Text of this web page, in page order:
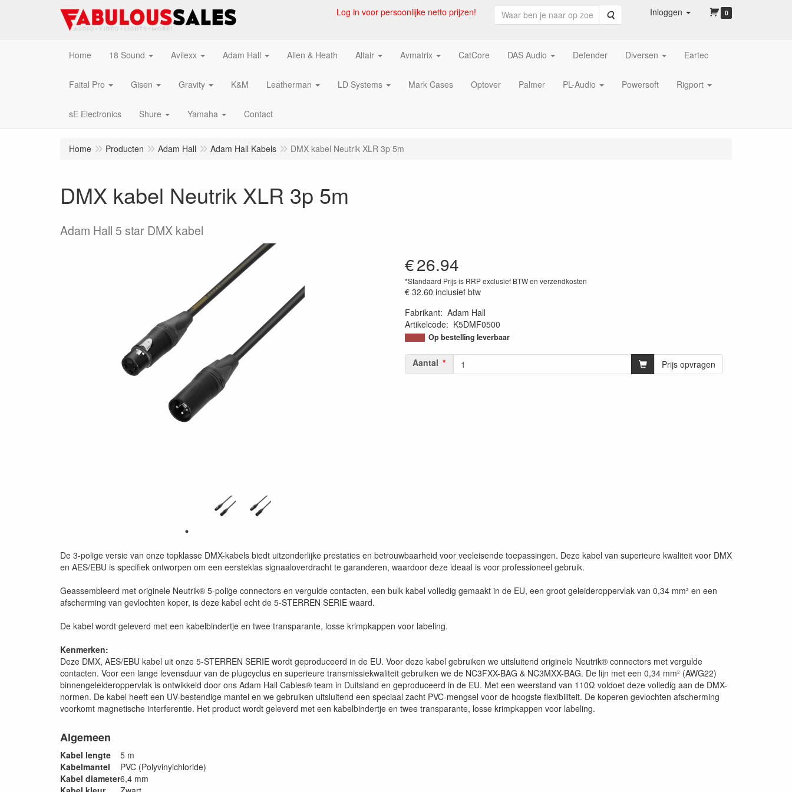
Log in voor persoonlijke netto prijzen! Zoeken Inloggen 0
Home 18 Sound Avilexx Adam Hall Allen & Heath Altair Avmatrix CatCore DAS Audio Defender Diversen Eartec
Faital Pro Gisen Gravity K&M Leatherman LD Systems Mark Cases Optover Palmer PL-Audio Powersoft Rigport
sE Electronics Shure Yamaha Contact
Home Producten Adam Hall Adam Hall Kabels DMX kabel Neutrik XLR 3p 5m
DMX kabel Neutrik XLR 3p 5m
Adam Hall 5 star DMX kabel
€26.94
*Standaard Prijs is RRP exclusief BTW en verzendkosten
€ 32.60 inclusief btw
Fabrikant: Adam Hall
Artikelcode: K5DMF0500
Op bestelling leverbaar
Aantal Prijs opvragen
De 3-polige versie van onze topklasse DMX-kabels biedt uitzonderlijke prestaties en betrouwbaarheid voor veeleisende toepassingen. Deze kabel van superieure kwaliteit voor DMX
en AES/EBU is specifiek ontworpen om een eersteklas signaaloverdracht te garanderen, waardoor deze ideaal is voor professioneel gebruik.
Geassembleerd met originele Neutrik® 5-polige connectors en vergulde contacten, een bulk kabel volledig gemaakt in de EU, een groot geleideroppervlak van 0,34 mm² en een
afscherming van gevlochten koper, is deze kabel echt de 5-STERREN SERIE waard.
De kabel wordt geleverd met een kabelbindertje en twee transparante, losse krimpkappen voor labeling.
Kenmerken:
Deze DMX, AES/EBU kabel uit onze 5-STERREN SERIE wordt geproduceerd in de EU. Voor deze kabel gebruiken we uitsluitend originele Neutrik® connectors met vergulde
contacten. Voor een lange levensduur van de plugcyclus en superieure transmissiekwaliteit gebruiken we de NC3FXX-BAG & NC3MXX-BAG. De lijn met een 0,34 mm² (AWG22)
binnengeleideroppervlak is ontwikkeld door ons Adam Hall Cables® team in Duitsland en geproduceerd in de EU. Met een weerstand van 110Ω voldoet deze volledig aan de DMX-
normen. De kabel heeft een UV-bestendige mantel en we gebruiken uitsluitend een speciaal zacht PVC-mengsel voor de hoogste flexibiliteit. De koperen gevlochten afscherming
voorkomt magnetische interferentie. Het product wordt geleverd met een kabelbindertje en twee transparante, losse krimpkappen voor labeling.
Algemeen
Kabel lengte
5 m
Kabelmantel
PVC (Polyvinylchloride)
Kabel diameter6,4 mm